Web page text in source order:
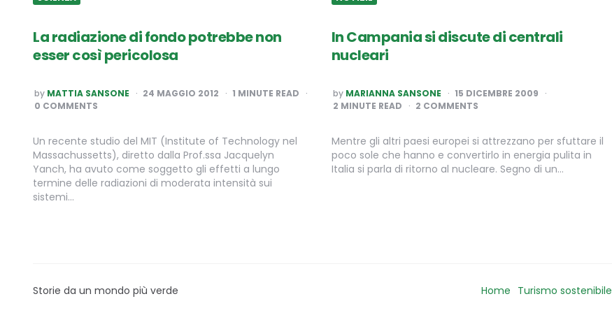
La radiazione di fondo potrebbe non
esser così pericolosa
POSTED
BY
by MATTIA SANSONE 24 MAGGIO 2012 1 MINUTE READ
0 COMMENTS
Un recente studio del MIT (Institute of Technology nel
Massachussetts), diretto dalla Prof.ssa Jacquelyn
Yanch, ha avuto come soggetto gli effetti a lungo
termine delle radiazioni di moderata intensità sui
sistemi…
In Campania si discute di centrali
nucleari
POSTED
BY
by MARIANNA SANSONE
15 DICEMBRE 2009
2 MINUTE READ 2 COMMENTS
Mentre gli altri paesi europei si attrezzano per sfuttare il
poco sole che hanno e convertirlo in energia pulita in
Italia si parla di ritorno al nucleare. Segno di un…
Storie da un mondo più verde Home Turismo sostenibile